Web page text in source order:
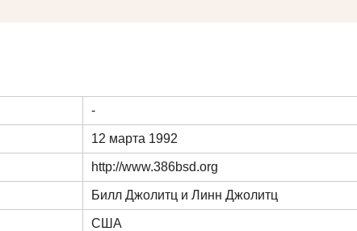
-
12 марта 1992
http://www.386bsd.org
Билл Джолитц и Линн Джолитц
США